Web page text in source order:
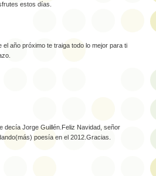
estos días.
el año próximo te traiga todo lo mejor para ti
decía Jorge Guillén.Feliz Navidad, señor
poesía en el 2012.Gracias.